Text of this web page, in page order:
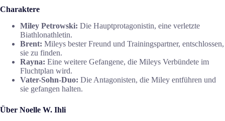
Charaktere
Miley Petrowski: Die Hauptprotagonistin, eine verletzte
Biathlonathletin.
Brent: Mileys bester Freund und Trainingspartner, entschlossen,
sie zu finden.
Rayna: Eine weitere Gefangene, die Mileys Verbündete im
Fluchtplan wird.
Vater-Sohn-Duo: Die Antagonisten, die Miley entführen und
sie gefangen halten.
Über Noelle W. Ihli